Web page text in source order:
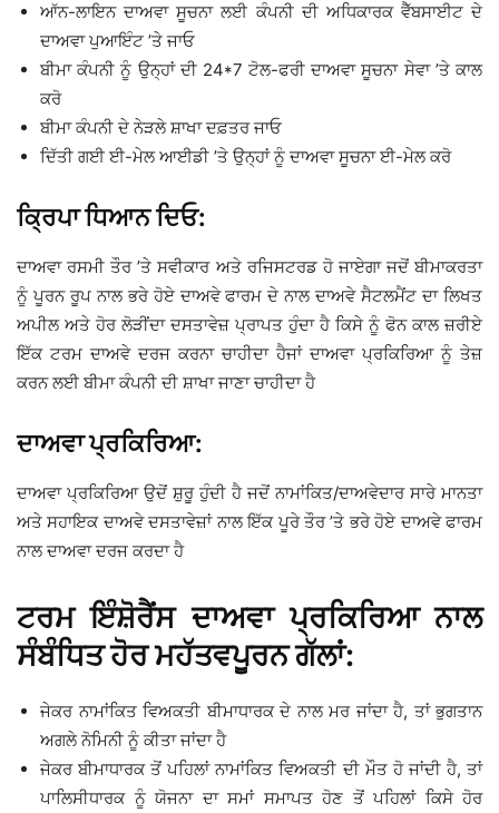
ਆੱਨ-ਲਾਇਨ ਦਾਅਵਾ ਸੂਚਨਾ ਲਈ ਕੰਪਨੀ ਦੀ ਅਧਿਕਾਰਕ ਵੈੱਬਸਾਈਟ ਦੇ
ਦਾਅਵਾ ਪੁਆਇੰਟ ’ਤੇ ਜਾਓ
ਬੀਮਾ ਕੰਪਨੀ ਨੂੰ ਉਨ੍ਹਾਂ ਦੀ 24*7 ਟੋਲ-ਫਰੀ ਦਾਅਵਾ ਸੂਚਨਾ ਸੇਵਾ ’ਤੇ ਕਾਲ
ਕਰੋ
ਬੀਮਾ ਕੰਪਨੀ ਦੇ ਨੇੜਲੇ ਸ਼ਾਖਾ ਦਫ਼ਤਰ ਜਾਓ
ਦਿੱਤੀ ਗਈ ਈ-ਮੇਲ ਆਈਡੀ ’ਤੇ ਉਨ੍ਹਾਂ ਨੂੰ ਦਾਅਵਾ ਸੂਚਨਾ ਈ-ਮੇਲ ਕਰੋ
ਕ੍ਰਿਪਾ ਧਿਆਨ ਦਿਓ:
ਦਾਅਵਾ ਰਸਮੀ ਤੌਰ ’ਤੇ ਸਵੀਕਾਰ ਅਤੇ ਰਜਿਸਟਰਡ ਹੋ ਜਾਏਗਾ ਜਦੋਂ ਬੀਮਾਕਰਤਾ
ਨੂੰ ਪੂਰਨ ਰੂਪ ਨਾਲ ਭਰੇ ਹੋਏ ਦਾਅਵੇ ਫਾਰਮ ਦੇ ਨਾਲ ਦਾਅਵੇ ਸੈਟਲਮੈਂਟ ਦਾ ਲਿਖਤ
ਅਪੀਲ ਅਤੇ ਹੋਰ ਲੋੜੀਂਦਾ ਦਸਤਾਵੇਜ਼ ਪ੍ਰਾਪਤ ਹੁੰਦਾ ਹੈ ਕਿਸੇ ਨੂੰ ਫੋਨ ਕਾਲ ਜ਼ਰੀਏ
ਇੱਕ ਟਰਮ ਦਾਅਵੇ ਦਰਜ ਕਰਨਾ ਚਾਹੀਦਾ ਹੈਜਾਂ ਦਾਅਵਾ ਪ੍ਰਕਿਰਿਆ ਨੂੰ ਤੇਜ਼
ਕਰਨ ਲਈ ਬੀਮਾ ਕੰਪਨੀ ਦੀ ਸ਼ਾਖਾ ਜਾਣਾ ਚਾਹੀਦਾ ਹੈ
ਦਾਅਵਾ ਪ੍ਰਕਿਰਿਆ:
ਦਾਅਵਾ ਪ੍ਰਕਿਰਿਆ ਉਦੋਂ ਸ਼ੁਰੂ ਹੁੰਦੀ ਹੈ ਜਦੋਂ ਨਾਮਾਂਕਿਤ/ਦਾਅਵੇਦਾਰ ਸਾਰੇ ਮਾਨਤਾ
ਅਤੇ ਸਹਾਇਕ ਦਾਅਵੇ ਦਸਤਾਵੇਜ਼ਾਂ ਨਾਲ ਇੱਕ ਪੂਰੇ ਤੌਰ ’ਤੇ ਭਰੇ ਹੋਏ ਦਾਅਵੇ ਫਾਰਮ
ਨਾਲ ਦਾਅਵਾ ਦਰਜ ਕਰਦਾ ਹੈ
ਟਰਮ ਇੰਸ਼ੋਰੈਂਸ ਦਾਅਵਾ ਪ੍ਰਕਿਰਿਆ ਨਾਲ
ਸੰਬੰਧਿਤ ਹੋਰ ਮਹੱਤਵਪੂਰਨ ਗੱਲਾਂ:
ਜੇਕਰ ਨਾਮਾਂਕਿਤ ਵਿਅਕਤੀ ਬੀਮਾਧਾਰਕ ਦੇ ਨਾਲ ਮਰ ਜਾਂਦਾ ਹੈ, ਤਾਂ ਭੁਗਤਾਨ
ਅਗਲੇ ਨੋਮਿਨੀ ਨੂੰ ਕੀਤਾ ਜਾਂਦਾ ਹੈ
ਜੇਕਰ ਬੀਮਾਧਾਰਕ ਤੋਂ ਪਹਿਲਾਂ ਨਾਮਾਂਕਿਤ ਵਿਅਕਤੀ ਦੀ ਮੌਤ ਹੋ ਜਾਂਦੀ ਹੈ, ਤਾਂ
ਪਾਲਿਸੀਧਾਰਕ ਨੂੰ ਯੋਜਨਾ ਦਾ ਸਮਾਂ ਸਮਾਪਤ ਹੋਣ ਤੋਂ ਪਹਿਲਾਂ ਕਿਸੇ ਹੋਰ